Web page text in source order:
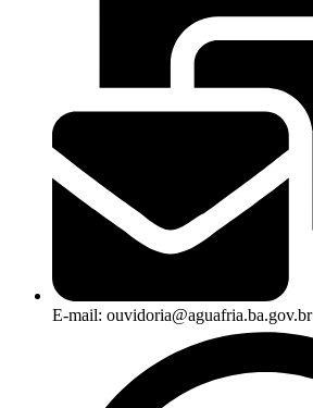
E-mail: ouvidoria@aguafria.ba.gov.br